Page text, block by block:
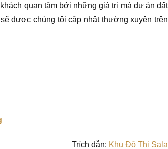
quan tâm bởi những giá trị mà dự án đất
được chúng tôi cập nhật thường xuyên trên
Trích dẫn: Khu Đô Thị Sala